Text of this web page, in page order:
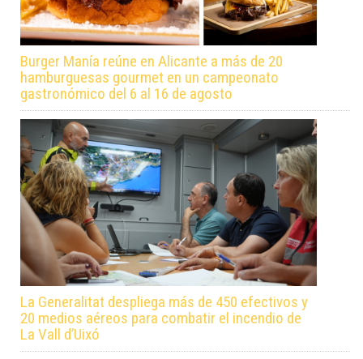
Burger Manía reúne en Alicante a más de 20
hamburguesas gourmet en un campeonato
gastronómico del 6 al 16 de agosto
La Generalitat despliega más de 450 efectivos y
20 medios aéreos para combatir el incendio de
La Vall d’Uixó